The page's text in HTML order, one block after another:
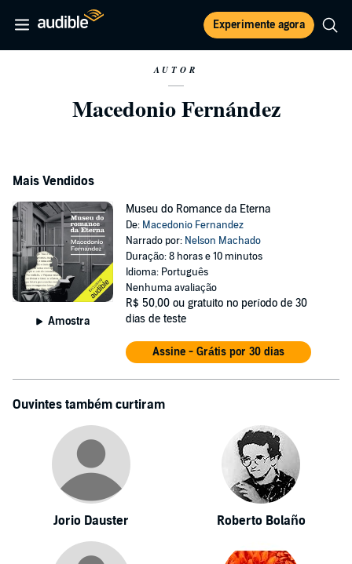
Experimente agora
AUTOR
Macedonio Fernández
Mais Vendidos
Amostra
Museu do Romance da Eterna
De: Macedonio Fernandez
Narrado por: Nelson Machado
Duração: 8 horas e 10 minutos
Idioma: Português
Nenhuma avaliação
R$ 50,00 ou gratuito no período de 30
dias de teste
Assine - Grátis por 30 dias
Ouvintes também curtiram
Jorio Dauster Roberto Bolaño